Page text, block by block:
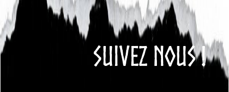
SUIVEZ NOUS !